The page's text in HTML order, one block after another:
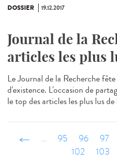
DOSSIER 19.12.2017
Journal de la
articles les plus
Le Journal de la Recherche
d'existence. L'occasion de
le top des articles les plus lus de
‹ précédent
… 95 96 97
102
103